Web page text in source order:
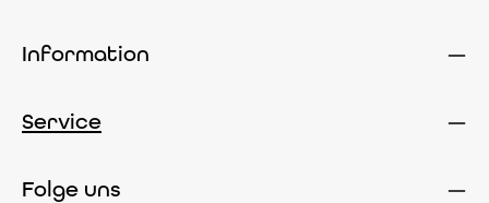
Information
Service
Folge uns